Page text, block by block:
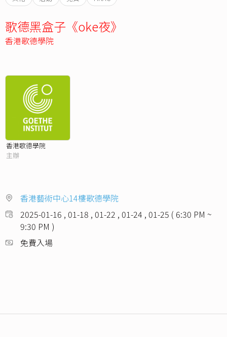
歌德黑盒子《oke夜》
香港歌德學院
香港歌德學院
主辦
香港藝術中心14樓歌德學院
2025-01-16 , 01-18 , 01-22 , 01-24 , 01-25 ( 6:30 PM ~
9:30 PM )
免費入場